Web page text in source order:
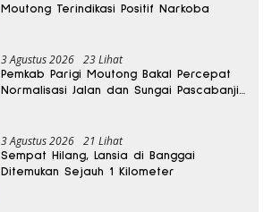
Moutong Terindikasi Positif Narkoba
3 Agustus 2026 23 Lihat
Pemkab Parigi Moutong Bakal Percepat
Normalisasi Jalan dan Sungai Pascabanjir
3 Agustus 2026 21 Lihat
Sempat Hilang, Lansia di Banggai
Ditemukan Sejauh 1 Kilometer